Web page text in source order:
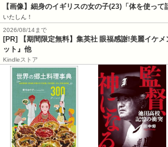
【画像】細身のイギリスの女の子(23)「体を使っ
いたしん！
2026/08/14まで
[PR] 【期間限定無料】集英社 眼福感謝!美麗イケ
ット』他
Kindleストア